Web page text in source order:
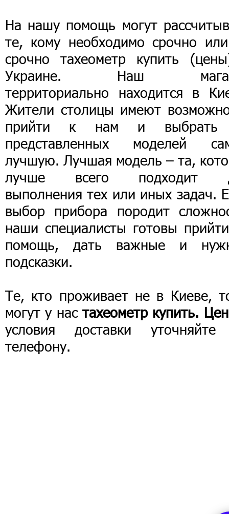
На нашу помощь могут
те, кому необходимо срочно
срочно тахеометр купить
Украине. Наш
территориально находится в
Жители столицы имеют
прийти к нам и выбрать
представленных моделей
лучшую. Лучшая модель – та,
лучше всего подходит
выполнения тех или иных задач.
выбор прибора породит
наши специалисты готовы
помощь, дать важные и
подсказки.
Те, кто проживает не в Киеве,
могут у нас тахеометр купить.
условия доставки
телефону.